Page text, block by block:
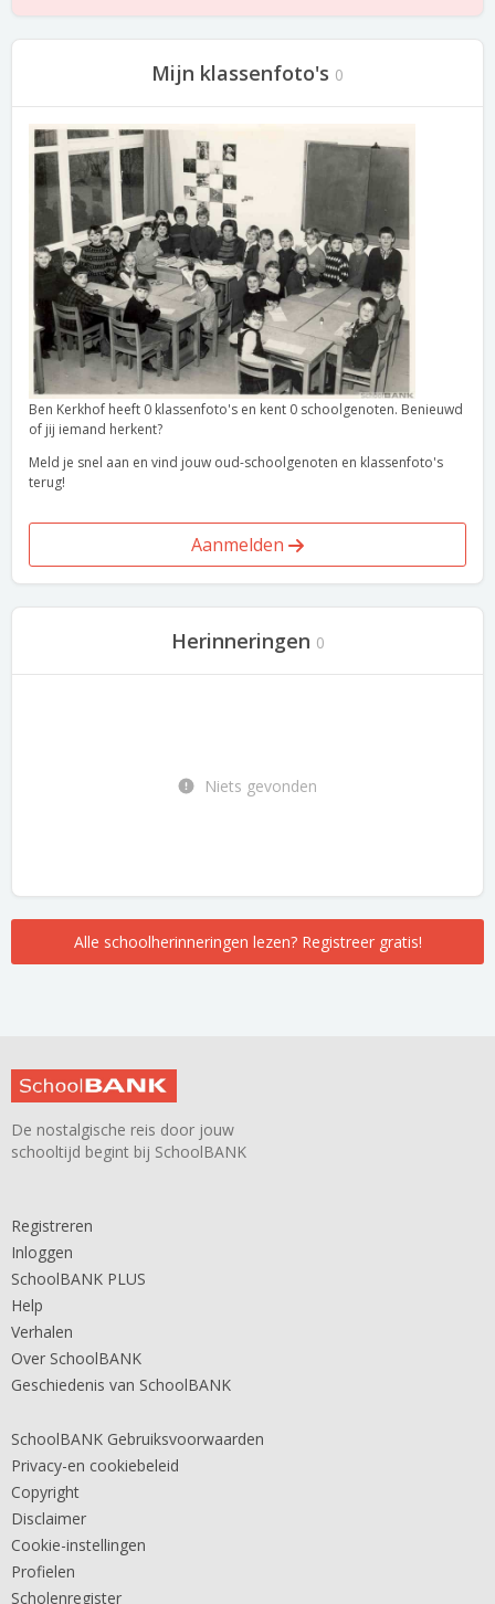
Mijn klassenfoto's 0
Ben Kerkhof heeft 0 klassenfoto's en kent 0 schoolgenoten. Benieuwd
of jij iemand herkent?
Meld je snel aan en vind jouw oud-schoolgenoten en klassenfoto's
terug!
Aanmelden
Herinneringen 0
Niets gevonden
Alle schoolherinneringen lezen? Registreer gratis!
De nostalgische reis door jouw
schooltijd begint bij SchoolBANK
Registreren
Inloggen
SchoolBANK PLUS
Help
Verhalen
Over SchoolBANK
Geschiedenis van SchoolBANK
SchoolBANK Gebruiksvoorwaarden
Privacy-en cookiebeleid
Copyright
Disclaimer
Cookie-instellingen
Profielen
Scholenregister